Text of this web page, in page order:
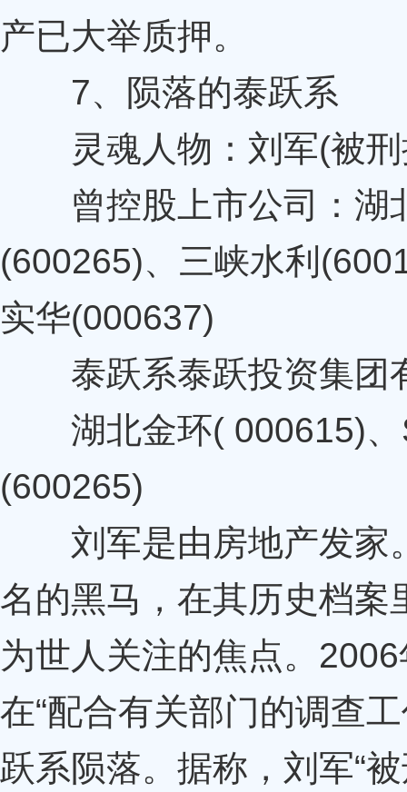
产已大举质押。
7、陨落的泰跃系
灵魂人物：刘军(被刑
曾控股上市公司：湖
(600265)、三峡水利
实华(000637)
泰跃系泰跃投资集团
湖北金环( 000615)、
(600265)
刘军是由房地产发家
名的黑马，在其历史档
为世人关注的焦点。
在“配合有关部门的调查
跃系陨落。据称，刘军“